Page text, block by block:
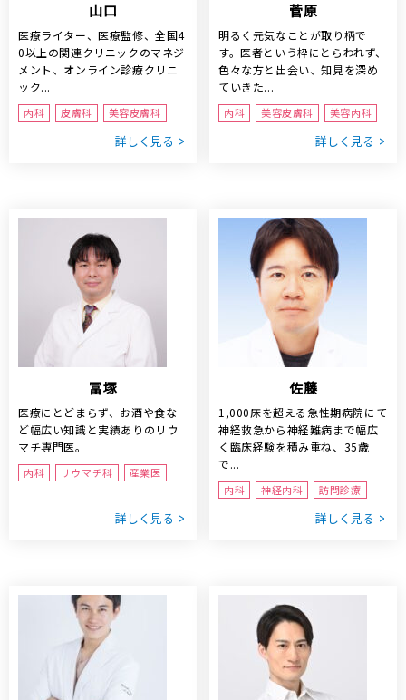
山口
医療ライター、医療監修、全国4
0以上の関連クリニックのマネジ
メント、オンライン診療クリニ
ック...
内科 皮膚科 美容皮膚科
詳しく見る
菅原
明るく元気なことが取り柄で
す。医者という枠にとらわれず、
色々な方と出会い、知見を深め
ていきた...
内科 美容皮膚科 美容内科
詳しく見る
冨塚
医療にとどまらず、お酒や食な
ど幅広い知識と実績ありのリウ
マチ専門医。
内科 リウマチ科 産業医
詳しく見る
佐藤
1,000床を超える急性期病院にて
神経救急から神経難病まで幅広
く臨床経験を積み重ね、35歳
で...
内科 神経内科 訪問診療
詳しく見る